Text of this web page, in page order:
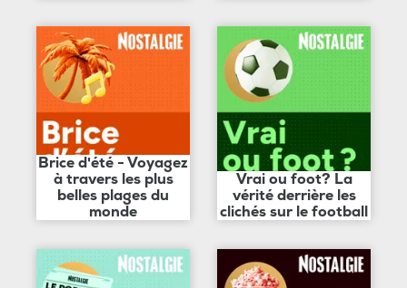
Brice d'été - Voyagez
à travers les plus
belles plages du
monde
Vrai ou foot? La
vérité derrière les
clichés sur le football